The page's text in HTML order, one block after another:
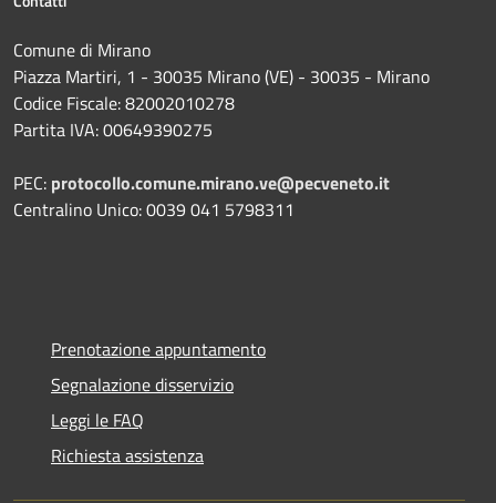
Comune di Mirano
Piazza Martiri, 1 - 30035 Mirano (VE) - 30035 - Mirano
Codice Fiscale: 82002010278
Partita IVA: 00649390275
PEC: protocollo.comune.mirano.ve@pecveneto.it
Centralino Unico: 0039 041 5798311
Prenotazione appuntamento
Segnalazione disservizio
Leggi le FAQ
Richiesta assistenza